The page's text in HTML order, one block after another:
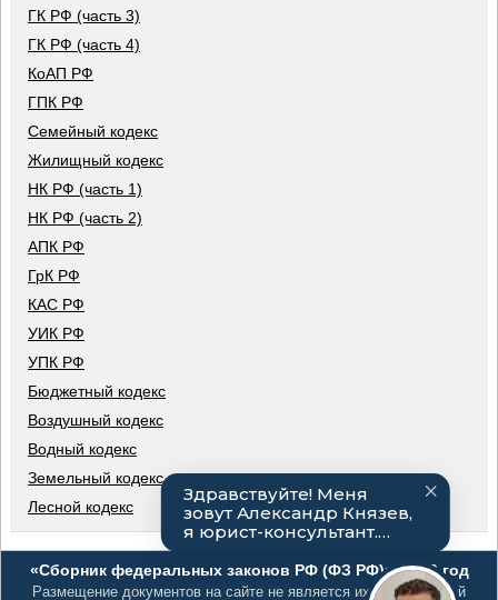
ГК РФ (часть 3)
ГК РФ (часть 4)
КоАП РФ
ГПК РФ
Семейный кодекс
Жилищный кодекс
НК РФ (часть 1)
НК РФ (часть 2)
АПК РФ
ГрК РФ
КАС РФ
УИК РФ
УПК РФ
Бюджетный кодекс
Воздушный кодекс
Водный кодекс
Земельный кодекс
Лесной кодекс
«Сборник федеральных законов РФ (ФЗ РФ)», 2026 год
Размещение документов на сайте не является их официальной